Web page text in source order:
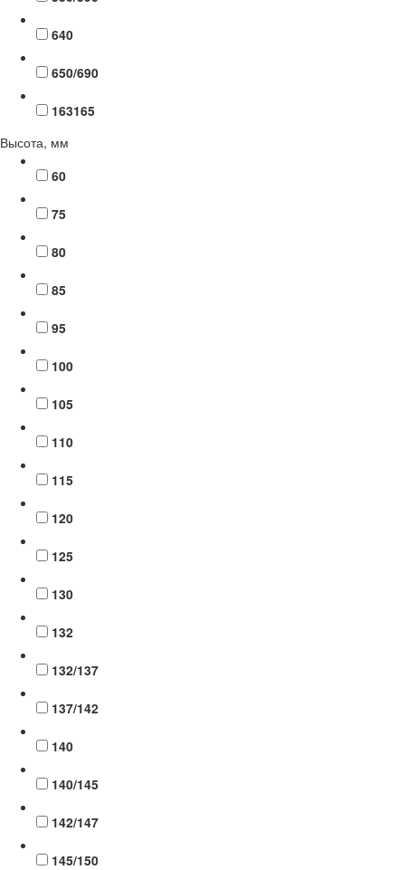
640
650/690
163165
Высота, мм
60
75
80
85
95
100
105
110
115
120
125
130
132
132/137
137/142
140
140/145
142/147
145/150